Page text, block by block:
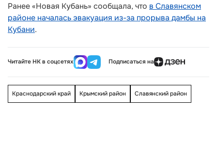
Ранее «Новая Кубань» сообщала, что в Славянском
районе началась эвакуация из-за прорыва дамбы на
Кубани.
Читайте НК в соцсетях Подписаться на
Краснодарский край Крымский район Славянский район